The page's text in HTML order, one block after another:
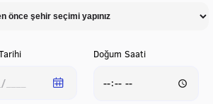
Doğum Saati